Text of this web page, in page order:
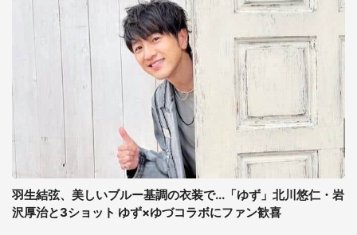
羽生結弦、美しいブルー基調の衣装で...「ゆず」北川悠仁・岩
沢厚治と3ショット ゆず×ゆづコラボにファン歓喜